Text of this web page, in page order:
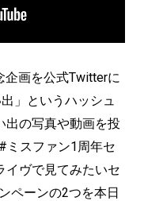
企画を公式Twitterに
」というハッシュ
出の写真や動画を投
ミスファン1周年セ
イヴで見てみたいセ
ペーンの2つを本日